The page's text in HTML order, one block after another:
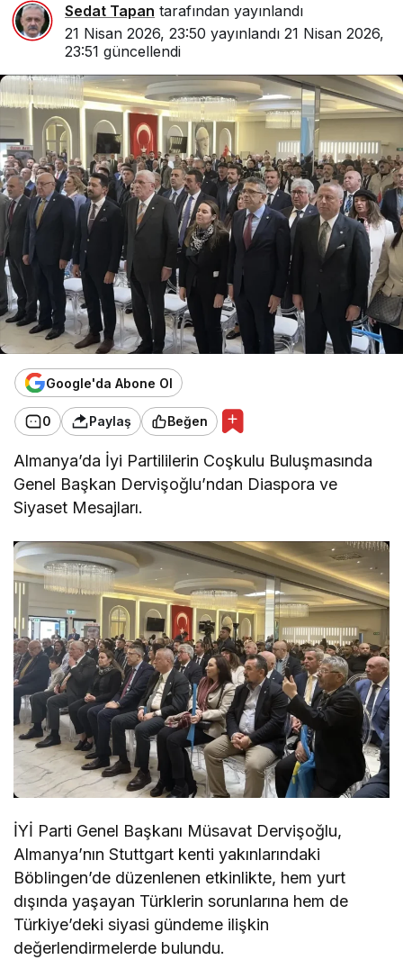
Sedat Tapan tarafından yayınlandı
21 Nisan 2026, 23:50 yayınlandı 21 Nisan 2026,
23:51 güncellendi
Google'da Abone Ol
0 Paylaş Beğen
Almanya’da İyi Partililerin Coşkulu Buluşmasında
Genel Başkan Dervişoğlu’ndan Diaspora ve
Siyaset Mesajları.
İYİ Parti Genel Başkanı Müsavat Dervişoğlu,
Almanya’nın Stuttgart kenti yakınlarındaki
Böblingen’de düzenlenen etkinlikte, hem yurt
dışında yaşayan Türklerin sorunlarına hem de
Türkiye’deki siyasi gündeme ilişkin
değerlendirmelerde bulundu.